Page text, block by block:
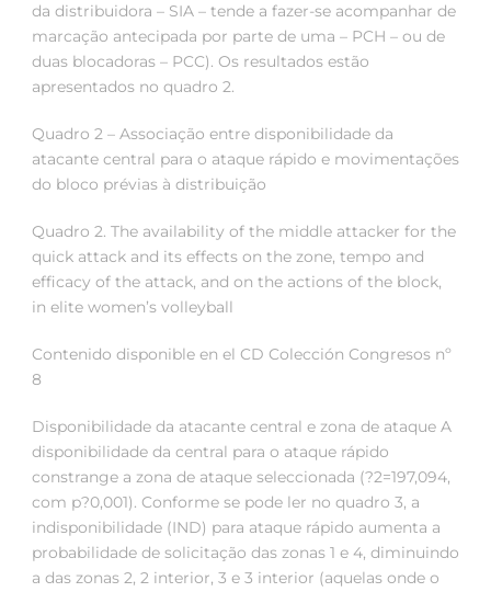
da distribuidora – SIA – tende a fazer-se acompanhar de
marcação antecipada por parte de uma – PCH – ou de
duas blocadoras – PCC). Os resultados estão
apresentados no quadro 2.
Quadro 2 – Associação entre disponibilidade da
atacante central para o ataque rápido e movimentações
do bloco prévias à distribuição
Quadro 2. The availability of the middle attacker for the
quick attack and its effects on the zone, tempo and
efficacy of the attack, and on the actions of the block,
in elite women’s volleyball
Contenido disponible en el CD Colección Congresos nº
8
Disponibilidade da atacante central e zona de ataque A
disponibilidade da central para o ataque rápido
constrange a zona de ataque seleccionada (?2=197,094,
com p?0,001). Conforme se pode ler no quadro 3, a
indisponibilidade (IND) para ataque rápido aumenta a
probabilidade de solicitação das zonas 1 e 4, diminuindo
a das zonas 2, 2 interior, 3 e 3 interior (aquelas onde o